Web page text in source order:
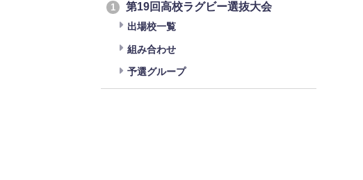
1 第19回高校ラグビー選抜大会
出場校一覧
組み合わせ
予選グループ